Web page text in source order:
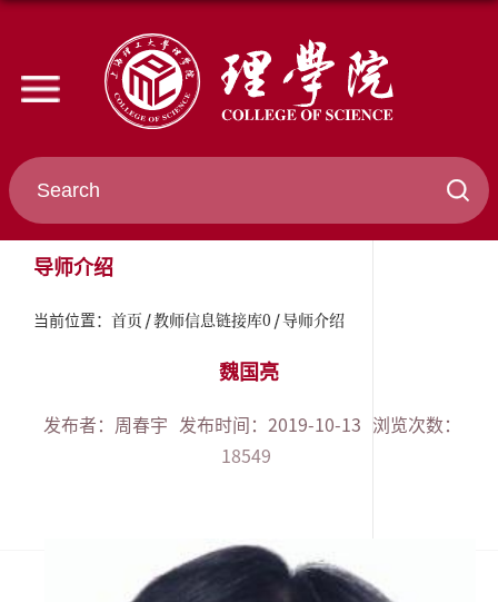
导师介绍
当前位置： 首页 教师信息链接库0 导师介绍
魏国亮
发布者：周春宇 发布时间：2019-10-13
浏览次数：
18549